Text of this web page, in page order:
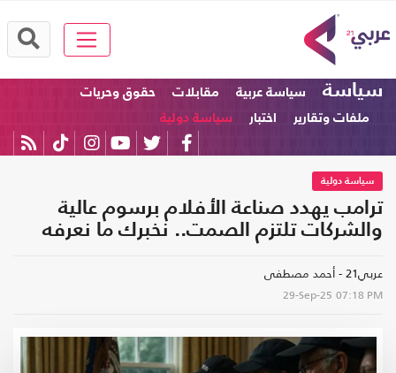
سياسة سياسة عربية مقابلات
حقوق وحريات
ملفات وتقارير
اختبار سياسة دولية
سياسة دولية
ترامب يهدد صناعة الأفلام برسوم عالية
والشركات تلتزم الصمت.. نخبرك ما نعرفه
عربي21 - أحمد مصطفى
29-Sep-25 07:18 PM